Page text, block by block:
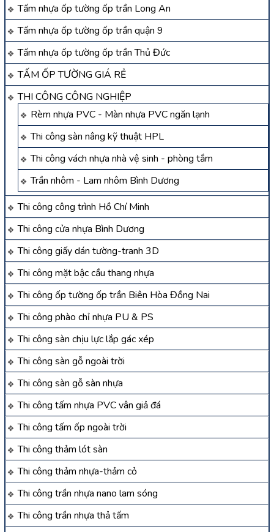
Tấm nhựa ốp tường ốp trần Long An
Tấm nhựa ốp tường ốp trần quận 9
Tấm nhựa ốp tường ốp trần Thủ Đức
TẤM ỐP TƯỜNG GIÁ RẺ
THI CÔNG CÔNG NGHIỆP
Rèm nhựa PVC - Màn nhựa PVC ngăn lạnh
Thi công sàn nâng kỹ thuật HPL
Thi công vách nhựa nhà vệ sinh - phòng tắm
Trần nhôm - Lam nhôm Bình Dương
Thi công công trình Hồ Chí Minh
Thi công cửa nhựa Bình Dương
Thi công giấy dán tường-tranh 3D
Thi công mặt bậc cầu thang nhựa
Thi công ốp tường ốp trần Biên Hòa Đồng Nai
Thi công phào chỉ nhựa PU & PS
Thi công sàn chịu lực lắp gác xép
Thi công sàn gỗ ngoài trời
Thi công sàn gỗ sàn nhựa
Thi công tấm nhựa PVC vân giả đá
Thi công tấm ốp ngoài trời
Thi công thảm lót sàn
Thi công thảm nhựa-thảm cỏ
Thi công trần nhựa nano lam sóng
Thi công trần nhựa thả tấm